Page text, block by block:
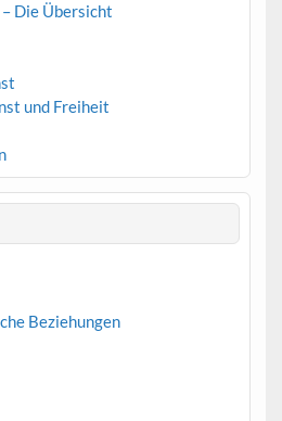
Die Übersicht
und Freiheit
Beziehungen